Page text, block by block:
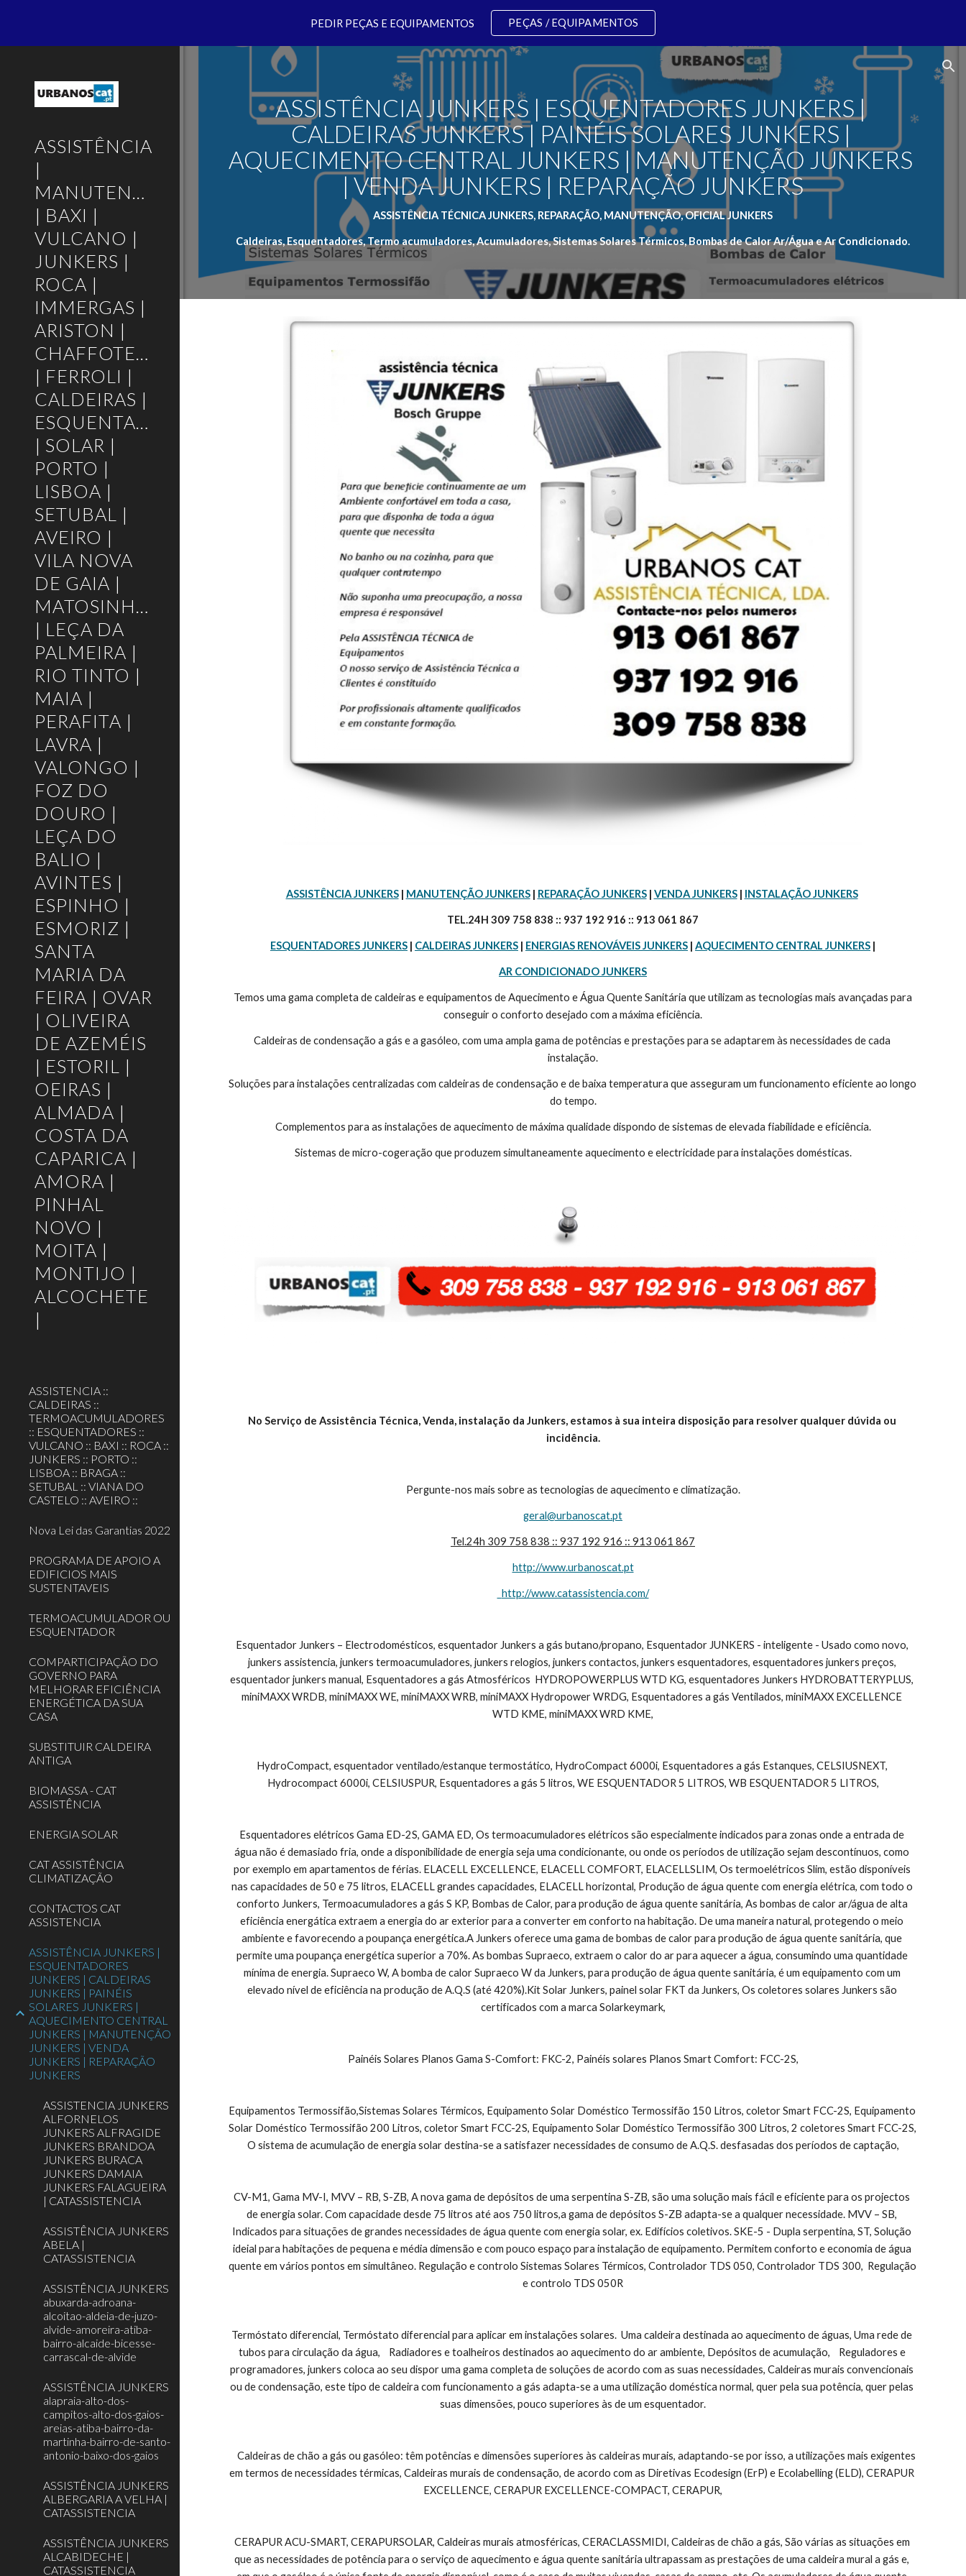
Skip to main content Skip to navigation
PEDIR PEÇAS E EQUIPAMENTOS PEÇAS / EQUIPAMENTOS
ASSISTÊNCIA
|
MANUTENÇÃO
| BAXI |
VULCANO |
JUNKERS |
ROCA |
IMMERGAS |
ARISTON |
CHAFFOTEAUX
| FERROLI |
CALDEIRAS |
ESQUENTADORES
| SOLAR |
PORTO |
LISBOA |
SETUBAL |
AVEIRO |
VILA NOVA
DE GAIA |
MATOSINHOS
| LEÇA DA
PALMEIRA |
RIO TINTO |
MAIA |
PERAFITA |
LAVRA |
VALONGO |
FOZ DO
DOURO |
LEÇA DO
BALIO |
AVINTES |
ESPINHO |
ESMORIZ |
SANTA
MARIA DA
FEIRA | OVAR
| OLIVEIRA
DE AZEMÉIS
| ESTORIL |
OEIRAS |
ALMADA |
COSTA DA
CAPARICA |
AMORA |
PINHAL
NOVO |
MOITA |
MONTIJO |
ALCOCHETE
|
ASSISTENCIA ::
CALDEIRAS ::
TERMOACUMULADORES
:: ESQUENTADORES ::
VULCANO :: BAXI :: ROCA ::
JUNKERS :: PORTO ::
LISBOA :: BRAGA ::
SETUBAL :: VIANA DO
CASTELO :: AVEIRO ::
Nova Lei das Garantias 2022
PROGRAMA DE APOIO A
EDIFICIOS MAIS
SUSTENTAVEIS
TERMOACUMULADOR OU
ESQUENTADOR
COMPARTICIPAÇÃO DO
GOVERNO PARA
MELHORAR EFICIÊNCIA
ENERGÉTICA DA SUA
CASA
SUBSTITUIR CALDEIRA
ANTIGA
BIOMASSA - CAT
ASSISTÊNCIA
ENERGIA SOLAR
CAT ASSISTÊNCIA
CLIMATIZAÇÃO
CONTACTOS CAT
ASSISTENCIA
ASSISTÊNCIA JUNKERS |
ESQUENTADORES
JUNKERS | CALDEIRAS
JUNKERS | PAINÉIS
SOLARES JUNKERS |
AQUECIMENTO CENTRAL
JUNKERS | MANUTENÇÃO
JUNKERS | VENDA
JUNKERS | REPARAÇÃO
JUNKERS
ASSISTENCIA JUNKERS
ALFORNELOS
JUNKERS ALFRAGIDE
JUNKERS BRANDOA
JUNKERS BURACA
JUNKERS DAMAIA
JUNKERS FALAGUEIRA
| CATASSISTENCIA
ASSISTÊNCIA JUNKERS
ABELA |
CATASSISTENCIA
ASSISTÊNCIA JUNKERS
abuxarda-adroana-
alcoitao-aldeia-de-juzo-
alvide-amoreira-atiba-
bairro-alcaide-bicesse-
carrascal-de-alvide
ASSISTÊNCIA JUNKERS
alapraia-alto-dos-
campitos-alto-dos-gaios-
areias-atiba-bairro-da-
martinha-bairro-de-santo-
antonio-baixo-dos-gaios
ASSISTÊNCIA JUNKERS
ALBERGARIA A VELHA |
CATASSISTENCIA
ASSISTÊNCIA JUNKERS
ALCABIDECHE |
CATASSISTENCIA
ASSISTÊNCIA JUNKERS | ESQUENTADORES JUNKERS |
CALDEIRAS JUNKERS | PAINÉIS SOLARES JUNKERS |
AQUECIMENTO CENTRAL JUNKERS | MANUTENÇÃO JUNKERS
| VENDA JUNKERS | REPARAÇÃO JUNKERS
ASSISTÊNCIA TÉCNICA JUNKERS, REPARAÇÃO, MANUTENÇÃO, OFICIAL JUNKERS
Caldeiras, Esquentadores, Termo acumuladores, Acumuladores, Sistemas Solares Térmicos, Bombas de Calor Ar/Água e Ar Condicionado.
ASSISTÊNCIA JUNKERS | MANUTENÇÃO JUNKERS | REPARAÇÃO JUNKERS | VENDA JUNKERS | INSTALAÇÃO JUNKERS
TEL.24H 309 758 838 :: 937 192 916 :: 913 061 867
ESQUENTADORES JUNKERS | CALDEIRAS JUNKERS | ENERGIAS RENOVÁVEIS JUNKERS | AQUECIMENTO CENTRAL JUNKERS |
AR CONDICIONADO JUNKERS
conseguir o conforto desejado com a máxima eficiência.
Caldeiras de condensação a gás e a gasóleo, com uma ampla gama de potências e prestações para se adaptarem às necessidades de cada
instalação.
Soluções para instalações centralizadas com caldeiras de condensação e de baixa temperatura que asseguram um funcionamento eficiente ao longo
do tempo.
Complementos para as instalações de aquecimento de máxima qualidade dispondo de sistemas de elevada fiabilidade e eficiência.
Sistemas de micro-cogeração que produzem simultaneamente aquecimento e electricidade para instalações domésticas.
No Serviço de Assistência Técnica, Venda, instalação da Junkers, estamos à sua inteira disposição para resolver qualquer dúvida ou
incidência.
Pergunte-nos mais sobre as tecnologias de aquecimento e climatização.
geral@urbanoscat.pt
Tel.24h 309 758 838 :: 937 192 916 :: 913 061 867
http://www.urbanoscat.pt
  http://www.catassistencia.com/
Esquentador Junkers – Electrodomésticos, esquentador Junkers a gás butano/propano, Esquentador JUNKERS - inteligente - Usado como novo,
junkers assistencia, junkers termoacumuladores, junkers relogios, junkers contactos, junkers esquentadores, esquentadores junkers preços,
esquentador junkers manual, Esquentadores a gás Atmosféricos  HYDROPOWERPLUS WTD KG, esquentadores Junkers HYDROBATTERYPLUS,
miniMAXX WRDB, miniMAXX WE, miniMAXX WRB, miniMAXX Hydropower WRDG, Esquentadores a gás Ventilados, miniMAXX EXCELLENCE
WTD KME, miniMAXX WRD KME,
HydroCompact, esquentador ventilado/estanque termostático, HydroCompact 6000i, Esquentadores a gás Estanques, CELSIUSNEXT,
Hydrocompact 6000i, CELSIUSPUR, Esquentadores a gás 5 litros, WE ESQUENTADOR 5 LITROS, WB ESQUENTADOR 5 LITROS,
Esquentadores elétricos Gama ED-2S, GAMA ED, Os termoacumuladores elétricos são especialmente indicados para zonas onde a entrada de
água não é demasiado fria, onde a disponibilidade de energia seja uma condicionante, ou onde os períodos de utilização sejam descontínuos, como
por exemplo em apartamentos de férias. ELACELL EXCELLENCE, ELACELL COMFORT, ELACELLSLIM, Os termoelétricos Slim, estão disponíveis
nas capacidades de 50 e 75 litros, ELACELL grandes capacidades, ELACELL horizontal, Produção de água quente com energia elétrica, com todo o
conforto Junkers, Termoacumuladores a gás S KP, Bombas de Calor, para produção de água quente sanitária, As bombas de calor ar/água de alta
eficiência energática extraem a energia do ar exterior para a converter em conforto na habitação. De uma maneira natural, protegendo o meio
ambiente e favorecendo a poupança energética.A Junkers oferece uma gama de bombas de calor para produção de água quente sanitária, que
permite uma poupança energética superior a 70%. As bombas Supraeco, extraem o calor do ar para aquecer a água, consumindo uma quantidade
mínima de energia. Supraeco W, A bomba de calor Supraeco W da Junkers, para produção de água quente sanitária, é um equipamento com um
elevado nível de eficiência na produção de A.Q.S (até 420%).Kit Solar Junkers, painel solar FKT da Junkers, Os coletores solares Junkers são
certificados com a marca Solarkeymark,
Painéis Solares Planos Gama S-Comfort: FKC-2, Painéis solares Planos Smart Comfort: FCC-2S,
Equipamentos Termossifão,Sistemas Solares Térmicos, Equipamento Solar Doméstico Termossifão 150 Litros, coletor Smart FCC-2S, Equipamento
Solar Doméstico Termossifão 200 Litros, coletor Smart FCC-2S, Equipamento Solar Doméstico Termossifão 300 Litros, 2 coletores Smart FCC-2S,
O sistema de acumulação de energia solar destina-se a satisfazer necessidades de consumo de A.Q.S. desfasadas dos períodos de captação,
CV-M1, Gama MV-I, MVV – RB, S-ZB, A nova gama de depósitos de uma serpentina S-ZB, são uma solução mais fácil e eficiente para os projectos
de energia solar. Com capacidade desde 75 litros até aos 750 litros,a gama de depósitos S-ZB adapta-se a qualquer necessidade. MVV – SB,
Indicados para situações de grandes necessidades de água quente com energia solar, ex. Edifícios coletivos. SKE-5 - Dupla serpentina, ST, Solução
ideial para habitações de pequena e média dimensão e com pouco espaço para instalação de equipamento. Permitem conforto e economia de água
quente em vários pontos em simultâneo. Regulação e controlo Sistemas Solares Térmicos, Controlador TDS 050, Controlador TDS 300,  Regulação
e controlo TDS 050R
Termóstato diferencial, Termóstato diferencial para aplicar em instalações solares.  Uma caldeira destinada ao aquecimento de águas, Uma rede de
tubos para circulação da água,    Radiadores e toalheiros destinados ao aquecimento do ar ambiente, Depósitos de acumulação,    Reguladores e
programadores, junkers coloca ao seu dispor uma gama completa de soluções de acordo com as suas necessidades, Caldeiras murais convencionais
ou de condensação, este tipo de caldeira com funcionamento a gás adapta-se a uma utilização doméstica normal, quer pela sua potência, quer pelas
suas dimensões, pouco superiores às de um esquentador.
    Caldeiras de chão a gás ou gasóleo: têm potências e dimensões superiores às caldeiras murais, adaptando-se por isso, a utilizações mais exigentes
em termos de necessidades térmicas, Caldeiras murais de condensação, de acordo com as Diretivas Ecodesign (ErP) e Ecolabelling (ELD), CERAPUR
EXCELLENCE, CERAPUR EXCELLENCE-COMPACT, CERAPUR,
CERAPUR ACU-SMART, CERAPURSOLAR, Caldeiras murais atmosféricas, CERACLASSMIDI, Caldeiras de chão a gás, São várias as situações em
que as necessidades de potência para o serviço de aquecimento e água quente sanitária ultrapassam as prestações de uma caldeira mural a gás e,